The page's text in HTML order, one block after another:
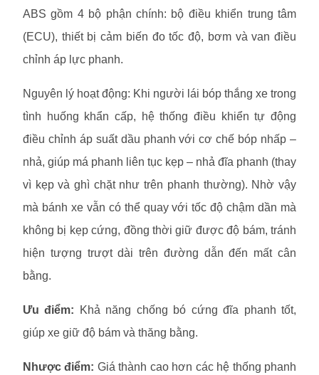
ABS gồm 4 bộ phận chính: bộ điều khiển trung tâm
(ECU), thiết bị cảm biến đo tốc độ, bơm và van điều
chỉnh áp lực phanh.
Nguyên lý hoạt động: Khi người lái bóp thắng xe trong
tình huống khẩn cấp, hệ thống điều khiển tự động
điều chỉnh áp suất dầu phanh với cơ chế bóp nhấp –
nhả, giúp má phanh liên tục kẹp – nhả đĩa phanh (thay
vì kẹp và ghì chặt như trên phanh thường). Nhờ vậy
mà bánh xe vẫn có thể quay với tốc độ chậm dần mà
không bị kẹp cứng, đồng thời giữ được độ bám, tránh
hiện tượng trượt dài trên đường dẫn đến mất cân
bằng.
Ưu điểm: Khả năng chống bó cứng đĩa phanh tốt,
giúp xe giữ độ bám và thăng bằng.
Nhược điểm: Giá thành cao hơn các hệ thống phanh